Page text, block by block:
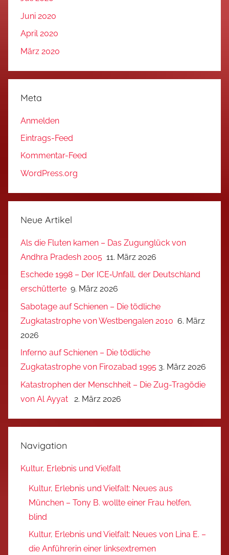
Juni 2020
April 2020
März 2020
Meta
Anmelden
Eintrags-Feed
Kommentar-Feed
WordPress.org
Neue Artikel
Als die Fluten kamen – Das Zugunglück von
Andhra Pradesh 2005 11. März 2026
Eschede 1998 – Der ICE‑Unfall, der Deutschland
erschütterte 9. März 2026
Sabotage auf Schienen – Die tödliche
Zugkatastrophe von Westbengalen 2010 6. März
2026
Inferno auf Schienen – Die tödliche
Zugkatastrophe von Firozabad 1995 3. März 2026
Katastrophen der Menschheit – Die Zug-Tragödie
von Al Ayyat
2. März 2026
Navigation
Kultur, Erlebnis und Vielfalt
Kultur, Erlebnis und Vielfalt: Neues aus
München – Tony B. wollte einer Frau helfen,
blind
Kultur, Erlebnis und Vielfalt: Neues von Lina E. –
die Anführerin einer linksextremen